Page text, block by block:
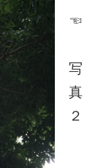
☜
写
真
２